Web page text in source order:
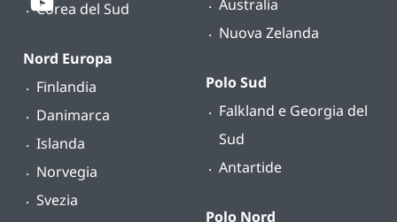
Corea del Sud
Nord Europa
Finlandia
Danimarca
Islanda
Norvegia
Svezia
Australia
Nuova Zelanda
Polo Sud
Falkland e Georgia del
Sud
Antartide
Polo Nord